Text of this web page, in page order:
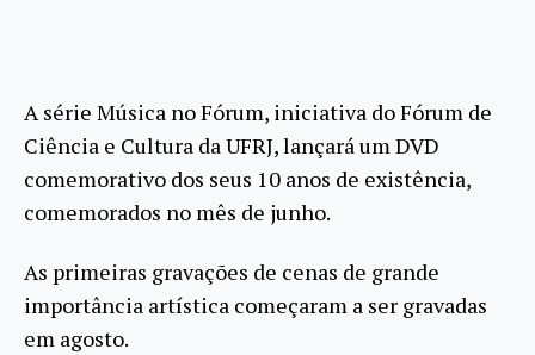
A série Música no Fórum, iniciativa do Fórum de
Ciência e Cultura da UFRJ, lançará um DVD
comemorativo dos seus 10 anos de existência,
comemorados no mês de junho.
As primeiras gravações de cenas de grande
importância artística começaram a ser gravadas
em agosto.